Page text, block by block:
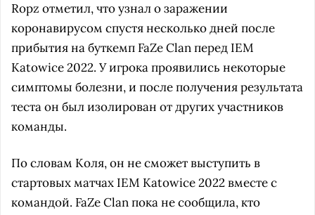
Ropz отметил, что узнал о заражении
коронавирусом спустя несколько дней после
прибытия на буткемп FaZe Clan перед IEM
Katowice 2022. У игрока проявились некоторые
симптомы болезни, и после получения результата
теста он был изолирован от других участников
команды.
По словам Коля, он не сможет выступить в
стартовых матчах IEM Katowice 2022 вместе с
командой. FaZe Clan пока не сообщила, кто